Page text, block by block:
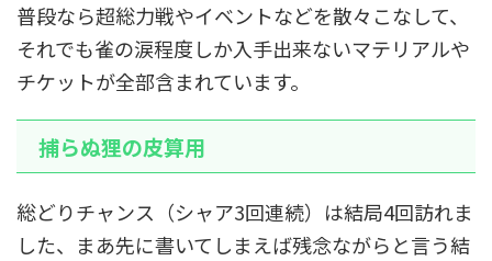
普段なら超総力戦やイベントなどを散々こなして、
それでも雀の涙程度しか入手出来ないマテリアルや
チケットが全部含まれています。
捕らぬ狸の皮算用
総どりチャンス（シャア3回連続）は結局4回訪れま
した、まあ先に書いてしまえば残念ながらと言う結